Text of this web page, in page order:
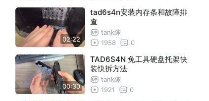
02:22
tad6s4n安装内存条和故障排
查
tank陈
1958
0
00:30
TAD6S4N 免工具硬盘托架快
装快拆方法
tank陈
1921
0